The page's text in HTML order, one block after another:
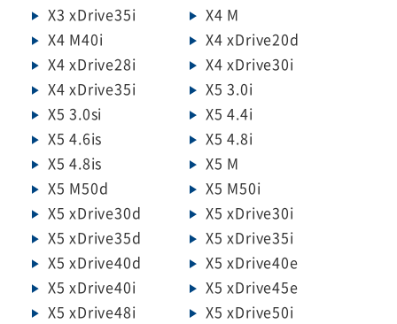
X3 xDrive35i
X4 M
X4 M40i
X4 xDrive20d
X4 xDrive28i
X4 xDrive30i
X4 xDrive35i
X5 3.0i
X5 3.0si
X5 4.4i
X5 4.6is
X5 4.8i
X5 4.8is
X5 M
X5 M50d
X5 M50i
X5 xDrive30d
X5 xDrive30i
X5 xDrive35d
X5 xDrive35i
X5 xDrive40d
X5 xDrive40e
X5 xDrive40i
X5 xDrive45e
X5 xDrive48i
X5 xDrive50i